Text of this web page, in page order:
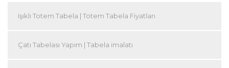
Işıklı Totem Tabela | Totem Tabela Fiyatları
Çatı Tabelası Yapım | Tabela imalatı